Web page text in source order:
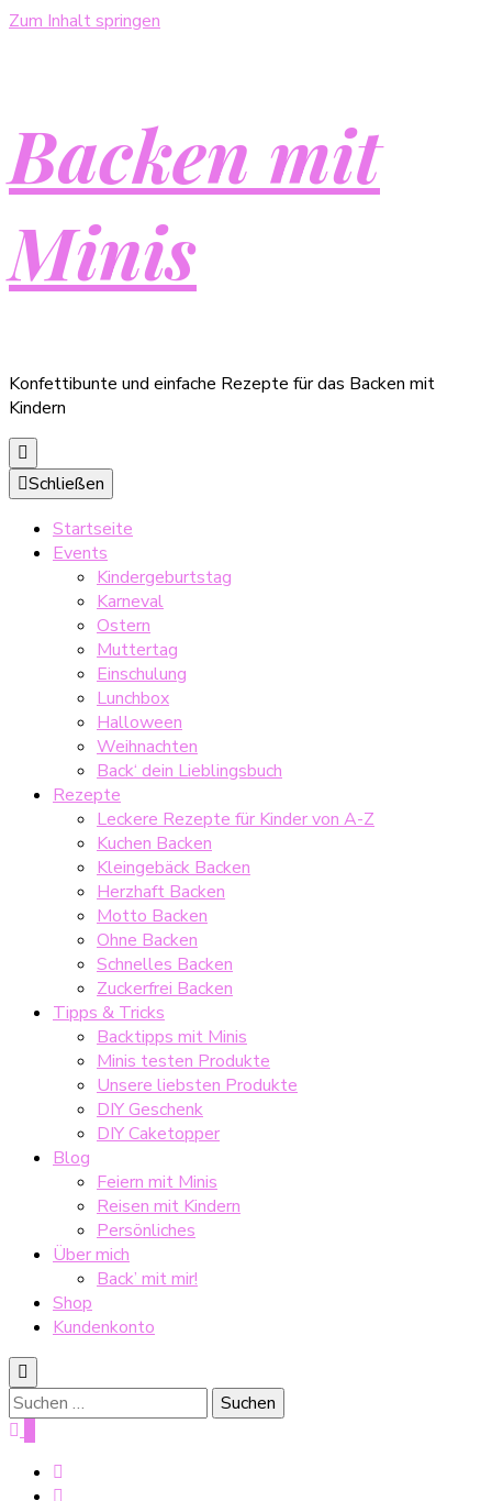
Zum Inhalt springen
Backen mit
Minis
Konfettibunte und einfache Rezepte für das Backen mit
Kindern
Schließen
Startseite
Events
Kindergeburtstag
Karneval
Ostern
Muttertag
Einschulung
Lunchbox
Halloween
Weihnachten
Back‘ dein Lieblingsbuch
Rezepte
Leckere Rezepte für Kinder von A-Z
Kuchen Backen
Kleingebäck Backen
Herzhaft Backen
Motto Backen
Ohne Backen
Schnelles Backen
Zuckerfrei Backen
Tipps & Tricks
Backtipps mit Minis
Minis testen Produkte
Unsere liebsten Produkte
DIY Geschenk
DIY Caketopper
Blog
Feiern mit Minis
Reisen mit Kindern
Persönliches
Über mich
Back’ mit mir!
Shop
Kundenkonto
Suche
nach: